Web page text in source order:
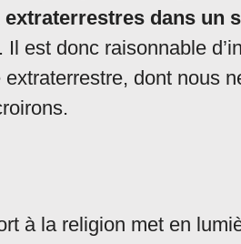
dans un
. Il est donc raisonnable
dont nous
à la religion met en